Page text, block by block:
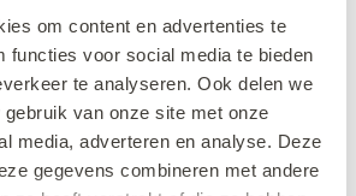
om content en advertenties te
functies voor social media te bieden
te analyseren. Ook delen we
van onze site met onze
media, adverteren en analyse. Deze
gegevens combineren met andere